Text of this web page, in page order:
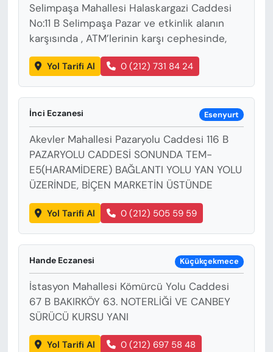
Selimpaşa Mahallesi Halaskargazi Caddesi
No:11 B Selimpaşa Pazar ve etkinlik alanın
karşısında , ATM’lerinin karşı cephesinde,
Yol Tarifi Al 0 (212) 731 84 24
İnci Eczanesi Esenyurt
Akevler Mahallesi Pazaryolu Caddesi 116 B
PAZARYOLU CADDESİ SONUNDA TEM-
E5(HARAMİDERE) BAĞLANTI YOLU YAN YOLU
ÜZERİNDE, BİÇEN MARKETİN ÜSTÜNDE
Yol Tarifi Al 0 (212) 505 59 59
Hande Eczanesi Küçükçekmece
İstasyon Mahallesi Kömürcü Yolu Caddesi
67 B BAKIRKÖY 63. NOTERLİĞİ VE CANBEY
SÜRÜCÜ KURSU YANI
Yol Tarifi Al 0 (212) 697 58 48